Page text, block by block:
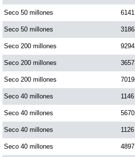
Sinuano Noche
Super Chontico Noche
Seco 50 millones 6141
Seco 50 millones 3186
Seco 200 millones 9294
Seco 200 millones 3657
Seco 200 millones 7019
Seco 40 millones 1146
Seco 40 millones 5670
Seco 40 millones 1126
Seco 40 millones 4897